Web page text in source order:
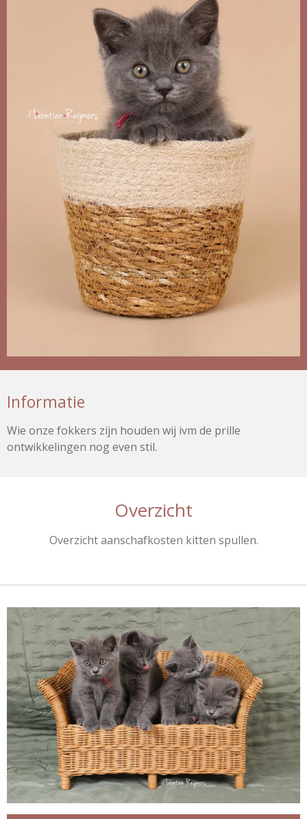
Informatie
Wie onze fokkers zijn houden wij ivm de prille
ontwikkelingen nog even stil.
Overzicht
Overzicht aanschafkosten kitten spullen.